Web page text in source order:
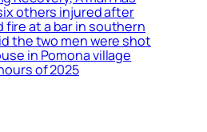
others injured after
at a bar in southern
the two men were shot
in Pomona village
of 2025